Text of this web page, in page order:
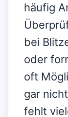
häufig
bei
oder
oft
gar
fehlt